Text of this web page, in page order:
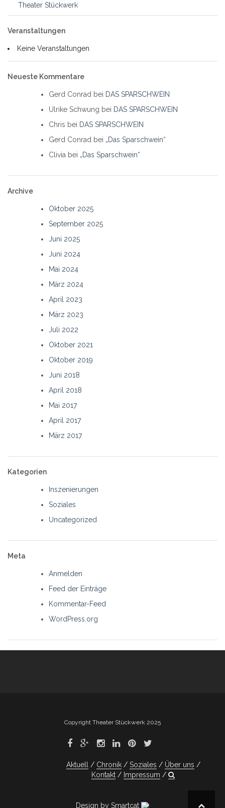
Theater Stückwerk
Veranstaltungen
Keine Veranstaltungen
Neueste Kommentare
Gerd Conrad bei DAS SPARSCHWEIN
Ulrike Schwung bei DAS SPARSCHWEIN
Chris bei DAS SPARSCHWEIN
Gerd Conrad bei „Das Sparschwein“
Clivia bei „Das Sparschwein“
Archive
Oktober 2025
September 2025
Juni 2025
Juni 2024
Mai 2024
März 2024
April 2023
März 2023
Juli 2022
Oktober 2021
Oktober 2019
Juni 2018
April 2018
Mai 2017
April 2017
März 2017
Kategorien
Inszenierungen
Soziales
Uncategorized
Meta
Anmelden
Feed der Einträge
Kommentar-Feed
WordPress.org
Copyright Theater Stückwerk 2025
Aktuell Chronik Soziales
Über uns
Kontakt
Impressum
Design by Smartcat